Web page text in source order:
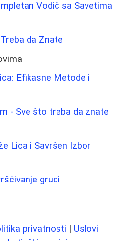
Vodič sa Savetima
da Znate
Efikasne Metode i
- Sve što treba da znate
Lica i Savršen Izbor
grudi
privatnosti | Uslovi